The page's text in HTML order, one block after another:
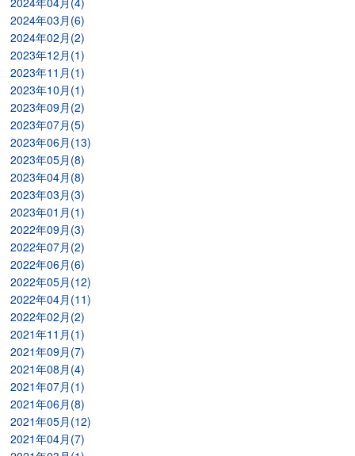
2024年03月(6)
2024年02月(2)
2023年12月(1)
2023年11月(1)
2023年10月(1)
2023年09月(2)
2023年07月(5)
2023年06月(13)
2023年05月(8)
2023年04月(8)
2023年03月(3)
2023年01月(1)
2022年09月(3)
2022年07月(2)
2022年06月(6)
2022年05月(12)
2022年04月(11)
2022年02月(2)
2021年11月(1)
2021年09月(7)
2021年08月(4)
2021年07月(1)
2021年06月(8)
2021年05月(12)
2021年04月(7)